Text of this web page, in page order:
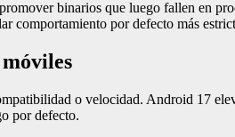
binarios que luego fallen en
por defecto más
o velocidad. Android 17
por defecto.